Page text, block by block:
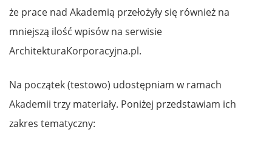
że prace nad Akademią przełożyły się również na
mniejszą ilość wpisów na serwisie
ArchitekturaKorporacyjna.pl.
Na początek (testowo) udostępniam w ramach
Akademii trzy materiały. Poniżej przedstawiam ich
zakres tematyczny: